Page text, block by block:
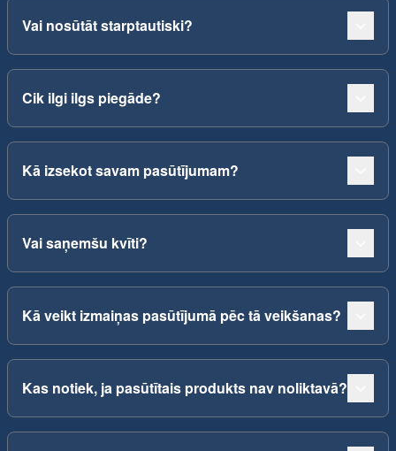
Vai nosūtāt starptautiski?
Cik ilgi ilgs piegāde?
Kā izsekot savam pasūtījumam?
Vai saņemšu kvīti?
Kā veikt izmaiņas pasūtījumā pēc tā veikšanas?
Kas notiek, ja pasūtītais produkts nav noliktavā?